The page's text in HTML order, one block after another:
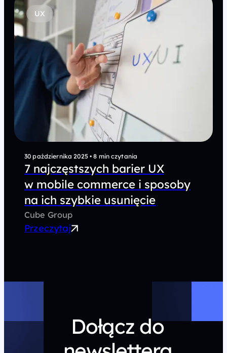
UX
30 października 2025 • 8 min czytania
7 najczęstszych barier UX
w mobile commerce i sposoby
na ich szybkie usunięcie
Cube Group
Przeczytaj
Dołącz do